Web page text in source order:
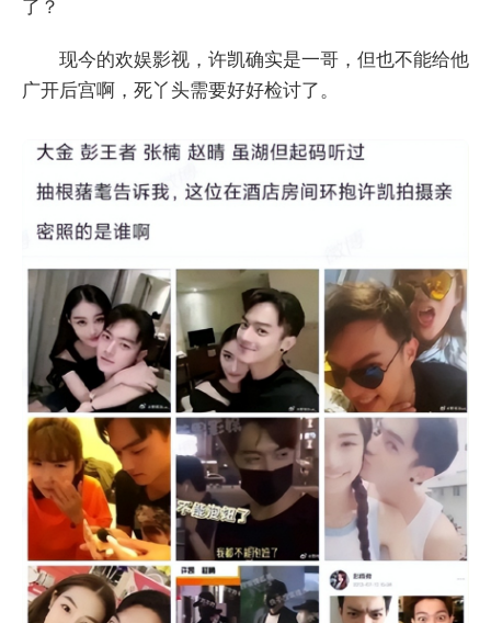
了？
现今的欢娱影视，许凯确实是一哥，但也不能给他
广开后宫啊，死丫头需要好好检讨了。